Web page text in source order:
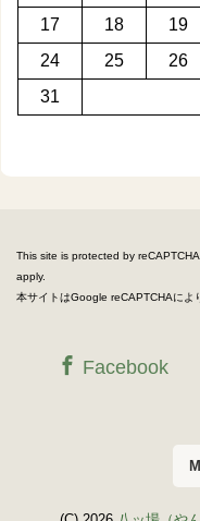
17
18 19
24
25 26
31
This site is protected by
apply.
本サイトはGoogle reCAPTCHAによ
Facebook